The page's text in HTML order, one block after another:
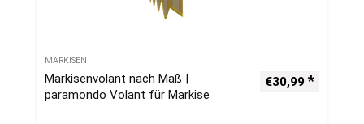
MARKISEN
Markisenvolant nach Maß |
paramondo Volant für Markise
€30,99